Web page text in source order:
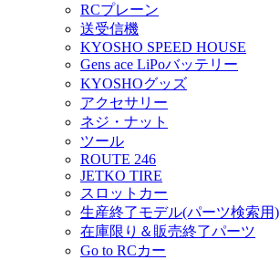
RCプレーン
送受信機
KYOSHO SPEED HOUSE
Gens ace LiPoバッテリー
KYOSHOグッズ
アクセサリー
ネジ・ナット
ツール
ROUTE 246
JETKO TIRE
スロットカー
生産終了モデル(パーツ検索用)
在庫限り＆販売終了パーツ
Go to RCカー